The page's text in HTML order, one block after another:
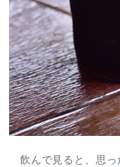
飲んで見ると、思っ